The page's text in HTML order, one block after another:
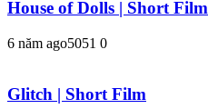
House of Dolls | Short Film
6 năm ago5051 0
Glitch | Short Film